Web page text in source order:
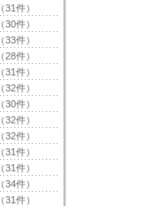
（31件）
（30件）
（33件）
（28件）
（31件）
（32件）
（30件）
（32件）
（32件）
（31件）
（31件）
（34件）
（31件）